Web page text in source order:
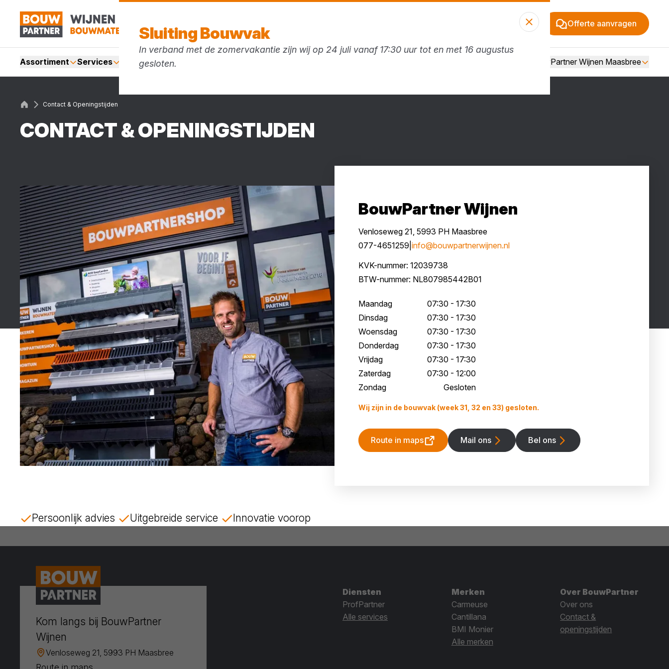
Offerte aanvragen
Assortiment Services MerkenActies Over BouwPartner Wijnen Maasbree
Contact & Openingstijden
CON­TACT&OPE­NINGS­TIJ­DEN
BouwPartner Wijnen
Venloseweg 21, 5993 PH Maasbree
077-4651259 info@bouwpartnerwijnen.nl
KVK-nummer: 12039738
BTW-nummer: NL807985442B01
Maandag
07:30 - 17:30
Dinsdag
07:30 - 17:30
Woensdag
07:30 - 17:30
Donderdag
07:30 - 17:30
Vrijdag
07:30 - 17:30
Zaterdag
07:30 - 12:00
Zondag
Gesloten
Wij zijn in de bouwvak (week 31, 32 en 33) gesloten.
Route in maps Mail ons Bel ons
Persoonlijk advies Uitgebreide service Innovatie voorop
Sluiting Bouwvak
In verband met de zomervakantie zijn wij op 24 juli vanaf 17:30 uur tot en met 16 augustus
gesloten.
Kom langs bij BouwPartner
Wijnen
Venloseweg 21, 5993 PH Maasbree
Diensten
ProfPartner
Alle services
Merken
Carmeuse
Cantillana
BMI Monier
Alle merken
Over BouwPartner
Over ons
Contact &
openingstijden